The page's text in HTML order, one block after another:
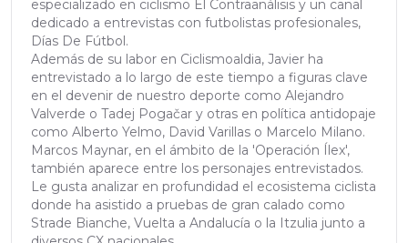
especializado en ciclismo El Contraanálisis y un canal
dedicado a entrevistas con futbolistas profesionales,
Días De Fútbol.
Además de su labor en Ciclismoaldia, Javier ha
entrevistado a lo largo de este tiempo a figuras clave
en el devenir de nuestro deporte como Alejandro
Valverde o Tadej Pogačar y otras en política antidopaje
como Alberto Yelmo, David Varillas o Marcelo Milano.
Marcos Maynar, en el ámbito de la 'Operación Ílex',
también aparece entre los personajes entrevistados.
Le gusta analizar en profundidad el ecosistema ciclista
donde ha asistido a pruebas de gran calado como
Strade Bianche, Vuelta a Andalucía o la Itzulia junto a